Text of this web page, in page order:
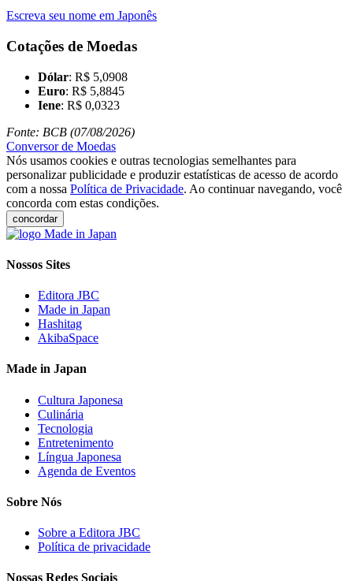
Escreva seu nome em Japonês
Cotações de Moedas
Dólar: R$ 5,0908
Euro: R$ 5,8845
Iene: R$ 0,0323
Fonte: BCB (07/08/2026)
Conversor de Moedas
Nós usamos cookies e outras tecnologias semelhantes para
personalizar publicidade e produzir estatísticas de acesso de acordo
com a nossa Política de Privacidade. Ao continuar navegando, você
concorda com estas condições.
concordar
Nossos Sites
Editora JBC
Made in Japan
Hashitag
AkibaSpace
Made in Japan
Cultura Japonesa
Culinária
Tecnologia
Entretenimento
Língua Japonesa
Agenda de Eventos
Sobre Nós
Sobre a Editora JBC
Política de privacidade
Nossas Redes Sociais